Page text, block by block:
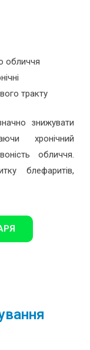
обличчя
тракту
знижувати
хронічний
обличчя.
блефаритів,